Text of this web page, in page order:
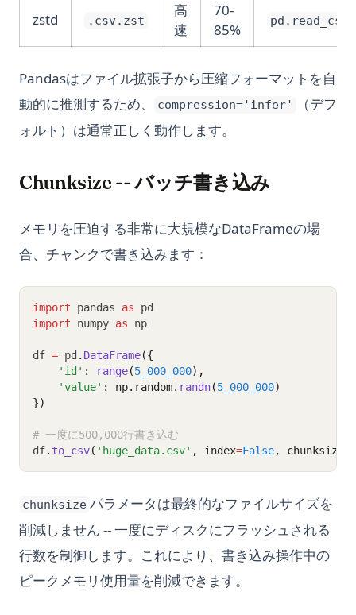
zstd .csv.zst
高
速
70-
85%
Pandasはファイル拡張子から圧縮フォーマットを自
動的に推測するため、
compression='infer'
（デフ
ォルト）は通常正しく動作します。
Chunksize -- バッチ書き込み
メモリを圧迫する非常に大規模なDataFrameの場
合、チャンクで書き込みます：
import pandas as pd
import numpy as np
df = pd . DataFrame({
'id' : range(5_000_000),
'value' : np.random. randn(5_000_000)
})
# 一度に500,000行書き込む
df. to_csv( 'huge_data.csv' , index=False, chunksize
chunksize パラメータは最終的なファイルサイズを
削減しません -- 一度にディスクにフラッシュされる
行数を制御します。これにより、書き込み操作中の
ピークメモリ使用量を削減できます。